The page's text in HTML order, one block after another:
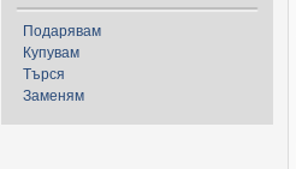
Подарявам
Купувам
Търся
Заменям